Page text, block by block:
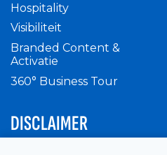
Hospitality
Visibiliteit
Branded Content &
Activatie
360° Business Tour
DISCLAIMER